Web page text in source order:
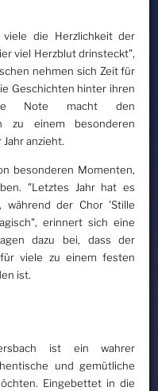
die Herzlichkeit der
viel Herzblut drinsteckt",
nehmen sich Zeit für
Geschichten hinter ihren
Note macht den
zu einem besonderen
anzieht.
besonderen Momenten,
"Letztes Jahr hat es
während der Chor 'Stille
erinnert sich eine
dazu bei, dass der
viele zu einem festen
ist.
ist ein wahrer
und gemütliche
Eingebettet in die